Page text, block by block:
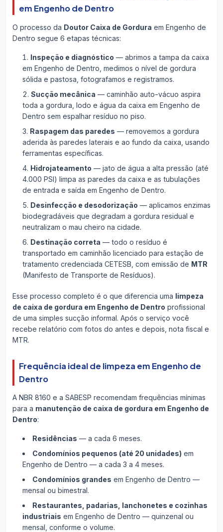
em Engenho de Dentro
O processo da Doutor Caixa de Gordura em Engenho de
Dentro segue 6 etapas técnicas:
Inspeção e diagnóstico — abrimos a tampa da caixa
em Engenho de Dentro, medimos o nível de gordura
sólida e pastosa, fotografamos e registramos.
Sucção mecânica — caminhão auto-vácuo aspira
toda a gordura, lodo e água da caixa em Engenho de
Dentro sem espalhar resíduo no piso.
Raspagem das paredes — removemos a gordura
aderida às paredes laterais e ao fundo da caixa, usando
ferramentas específicas.
Hidrojateamento — jato de água a alta pressão (até
4.000 PSI) limpa as paredes da caixa e as tubulações
de entrada e saída em Engenho de Dentro.
Desinfecção e desodorização — aplicamos enzimas
biodegradáveis que degradam a gordura residual e
neutralizam o mau cheiro na cidade.
Destinação correta — todo o resíduo é
transportado em caminhão licenciado para estação de
tratamento credenciada CETESB, com emissão de MTR
(Manifesto de Transporte de Resíduos).
Esse processo completo é o que diferencia uma limpeza
de caixa de gordura em Engenho de Dentro profissional
de uma simples sucção informal. Após o serviço você
recebe relatório com fotos do antes e depois, nota fiscal e
MTR.
Frequência ideal de limpeza em Engenho de
Dentro
A NBR 8160 e a SABESP recomendam frequências mínimas
para a manutenção de caixa de gordura em Engenho de
Dentro:
Residências — a cada 6 meses.
Condomínios pequenos (até 20 unidades) em
Engenho de Dentro — a cada 3 a 4 meses.
Condomínios grandes em Engenho de Dentro —
mensal ou bimestral.
Restaurantes, padarias, lanchonetes e cozinhas
industriais em Engenho de Dentro — quinzenal ou
mensal, conforme o volume.